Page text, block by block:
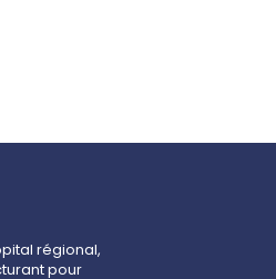
régional,
pour